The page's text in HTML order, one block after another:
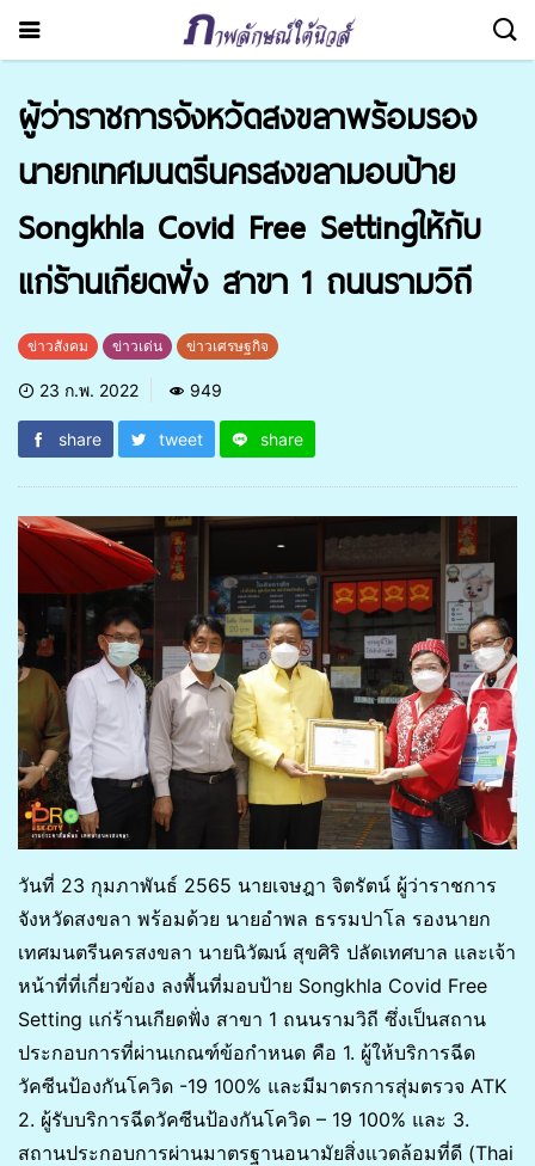
ผู้ว่าราชการจังหวัดสงขลาพร้อมรอง
นายกเทศมนตรีนครสงขลามอบป้าย
Songkhla Covid Free Settingให้กับ
แก่ร้านเกียดฟั่ง สาขา 1 ถนนรามวิถี
ข่าวสังคม ข่าวเด่น ข่าวเศรษฐกิจ
23 ก.พ. 2022 949
share tweet share
วันที่ 23 กุมภาพันธ์ 2565 นายเจษฎา จิตรัตน์ ผู้ว่าราชการ
จังหวัดสงขลา พร้อมด้วย นายอำพล ธรรมปาโล รองนายก
เทศมนตรีนครสงขลา นายนิวัฒน์ สุขศิริ ปลัดเทศบาล และเจ้า
หน้าที่ที่เกี่ยวข้อง ลงพื้นที่มอบป้าย Songkhla Covid Free
Setting แก่ร้านเกียดฟั่ง สาขา 1 ถนนรามวิถี ซึ่งเป็นสถาน
ประกอบการที่ผ่านเกณฑ์ข้อกำหนด คือ 1. ผู้ให้บริการฉีด
วัคซีนป้องกันโควิด -19 100% และมีมาตรการสุ่มตรวจ ATK
2. ผู้รับบริการฉีดวัคซีนป้องกันโควิด – 19 100% และ 3.
สถานประกอบการผ่านมาตรฐานอนามัยสิ่งแวดล้อมที่ดี (Thai